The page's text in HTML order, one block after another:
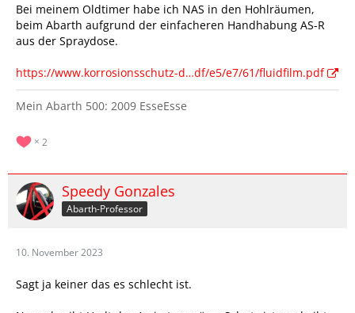
Bei meinem Oldtimer habe ich NAS in den Hohlräumen,
beim Abarth aufgrund der einfacheren Handhabung AS-R
aus der Spraydose.
https://www.korrosionsschutz-d…df/e5/e7/61/fluidfilm.pdf
Mein Abarth 500: 2009 EsseEsse
2
Speedy Gonzales
Abarth-Professor
10. November 2023
Sagt ja keiner das es schlecht ist.